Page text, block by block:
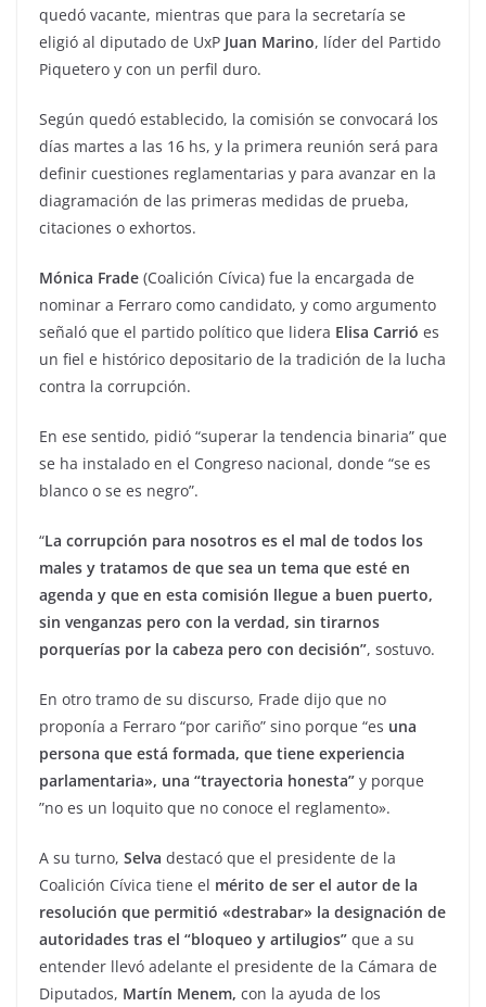
quedó vacante, mientras que para la secretaría se
eligió al diputado de UxP Juan Marino, líder del Partido
Piquetero y con un perfil duro.
Según quedó establecido, la comisión se convocará los
días martes a las 16 hs, y la primera reunión será para
definir cuestiones reglamentarias y para avanzar en la
diagramación de las primeras medidas de prueba,
citaciones o exhortos.
Mónica Frade (Coalición Cívica) fue la encargada de
nominar a Ferraro como candidato, y como argumento
señaló que el partido político que lidera Elisa Carrió es
un fiel e histórico depositario de la tradición de la lucha
contra la corrupción.
En ese sentido, pidió “superar la tendencia binaria” que
se ha instalado en el Congreso nacional, donde “se es
blanco o se es negro”.
“La corrupción para nosotros es el mal de todos los
males y tratamos de que sea un tema que esté en
agenda y que en esta comisión llegue a buen puerto,
sin venganzas pero con la verdad, sin tirarnos
porquerías por la cabeza pero con decisión”, sostuvo.
En otro tramo de su discurso, Frade dijo que no
proponía a Ferraro “por cariño” sino porque “es una
persona que está formada, que tiene experiencia
parlamentaria», una “trayectoria honesta” y porque
”no es un loquito que no conoce el reglamento».
A su turno, Selva destacó que el presidente de la
Coalición Cívica tiene el mérito de ser el autor de la
resolución que permitió «destrabar» la designación de
autoridades tras el “bloqueo y artilugios” que a su
entender llevó adelante el presidente de la Cámara de
Diputados, Martín Menem, con la ayuda de los